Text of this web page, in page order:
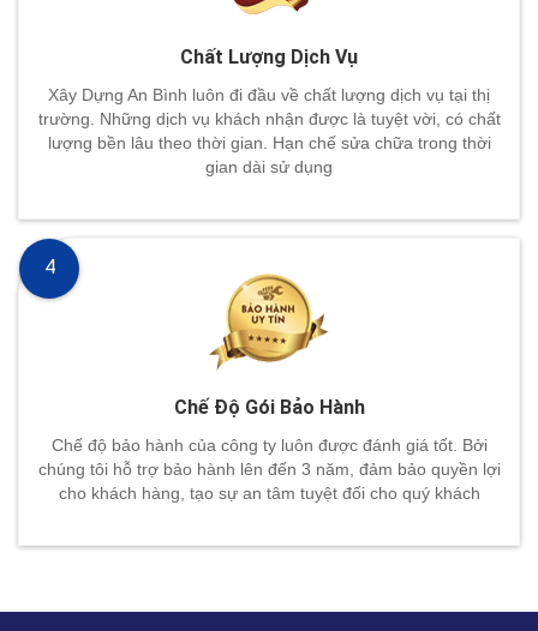
Chất Lượng Dịch Vụ
Xây Dựng An Bình luôn đi đầu về chất lượng dịch vụ tại thị
trường. Những dịch vụ khách nhận được là tuyệt vời, có chất
lượng bền lâu theo thời gian. Hạn chế sửa chữa trong thời
gian dài sử dụng
Chế Độ Gói Bảo Hành
Chế độ bảo hành của công ty luôn được đánh giá tốt. Bởi
chúng tôi hỗ trợ bảo hành lên đến 3 năm, đảm bảo quyền lợi
cho khách hàng, tạo sự an tâm tuyệt đối cho quý khách
4